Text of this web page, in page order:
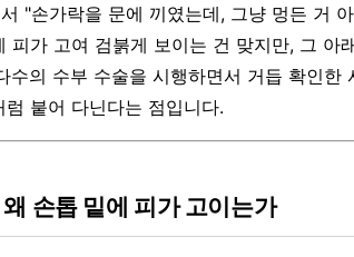
"손가락을 문에 끼였는데, 그냥 멍든 거
피가 고여 검붉게 보이는 건 맞지만, 그 아
수의 수부 수술을 시행하면서 거듭 확인한
럼 붙어 다닌다는 점입니다.
손톱 밑에 피가 고이는가